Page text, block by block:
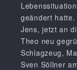
geändert
Jens, jetzt an
Theo neu
Schlagzeug,
Sven Söllner